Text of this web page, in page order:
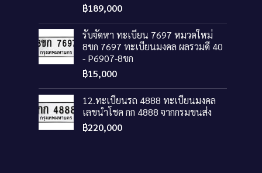
฿189,000
รับจัดหา ทะเบียน 7697 หมวดใหม่
8ขก 7697 ทะเบียนมงคล ผลรวมดี 40
- P6907-8ขก
฿15,000
12.ทะเบียนรถ 4888 ทะเบียนมงคล
เลขนำโชค กก 4888 จากกรมขนส่ง
฿220,000